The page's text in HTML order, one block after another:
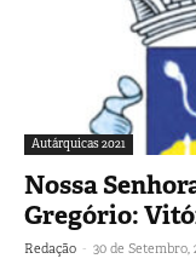
Autárquicas 2021
Nossa
Gregório:
Redação - 30 de Setembro,